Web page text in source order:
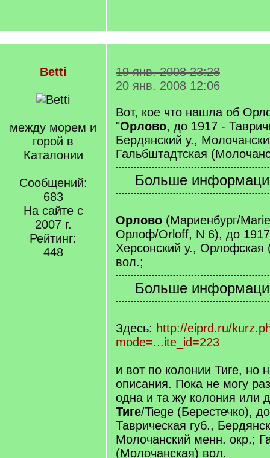
Betti
между морем и
горой в
Каталонии
Сообщений:
683
На сайте с
2007 г.
Рейтинг:
448
19 янв. 2008 23:28
20 янв. 2008 12:06
Вот, кое что нашла об
"Орлово, до 1917 -
Бердянский у.,
Гальбштадтская
Орлово (Мариенбург/
Орлоф/Orloff, N 6), до 1917
Херсонский у., Орлофская
вол.;
Здесь: http://eiprd.ru/
mode=...ite_id=223
и вот по колонии Тиге, но
описания. Пока не могу
одна и та жу колония или
Тиге/Tiege (Берестечко),
Таврическая губ.,
Молочанский менн. окр.;
(Молочанская) вол.